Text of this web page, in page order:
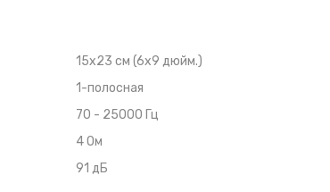
15x23 см (6x9 дюйм.)
1-полосная
70 - 25000 Гц
4Ом
91 дБ